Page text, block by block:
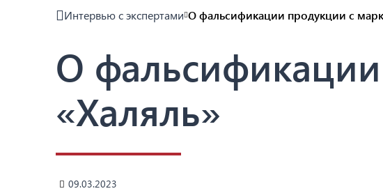
Интервью с экспертами О фальсификации продукции с
О
«Халяль»
09.03.2023